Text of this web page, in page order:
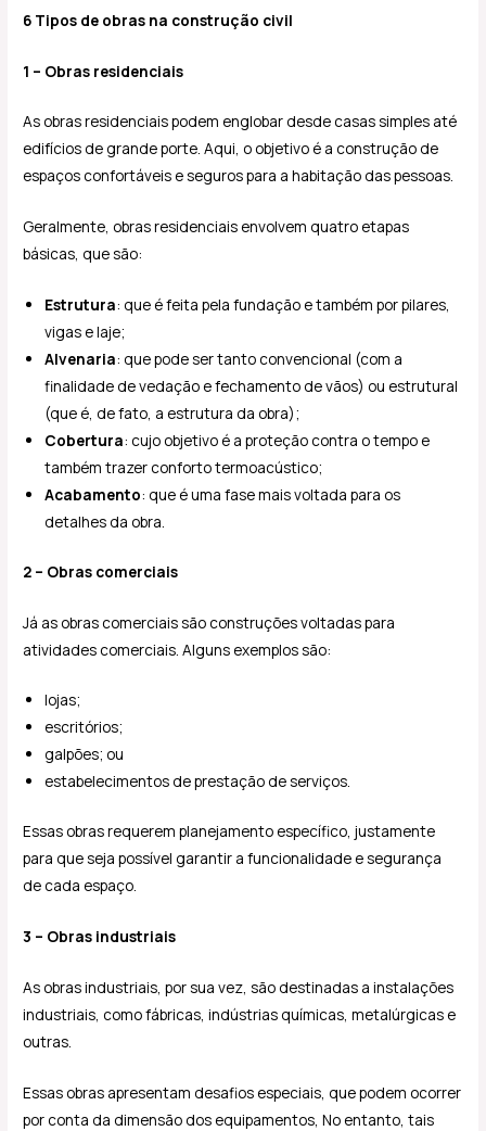
6 Tipos de obras na construção civil
1 – Obras residenciais
As obras residenciais podem englobar desde casas simples até
edifícios de grande porte. Aqui, o objetivo é a construção de
espaços confortáveis e seguros para a habitação das pessoas.
Geralmente, obras residenciais envolvem quatro etapas
básicas, que são:
Estrutura: que é feita pela fundação e também por pilares,
vigas e laje;
Alvenaria: que pode ser tanto convencional (com a
finalidade de vedação e fechamento de vãos) ou estrutural
(que é, de fato, a estrutura da obra);
Cobertura: cujo objetivo é a proteção contra o tempo e
também trazer conforto termoacústico;
Acabamento: que é uma fase mais voltada para os
detalhes da obra.
2 – Obras comerciais
Já as obras comerciais são construções voltadas para
atividades comerciais. Alguns exemplos são:
lojas;
escritórios;
galpões; ou
estabelecimentos de prestação de serviços.
Essas obras requerem planejamento específico, justamente
para que seja possível garantir a funcionalidade e segurança
de cada espaço.
3 – Obras industriais
As obras industriais, por sua vez, são destinadas a instalações
industriais, como fábricas, indústrias químicas, metalúrgicas e
outras.
Essas obras apresentam desafios especiais, que podem ocorrer
por conta da dimensão dos equipamentos, No entanto, tais